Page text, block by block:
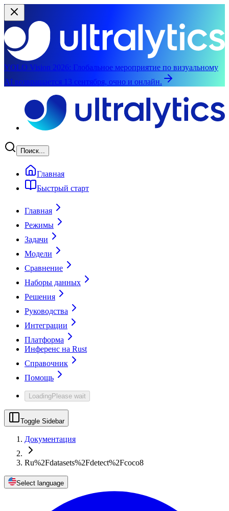
YOLO Vision 2026: Глобальное мероприятие по визуальному
AI возвращается 13 сентября, очно и онлайн.
Поиск...
Главная
Быстрый старт
Главная
Режимы
Задачи
Модели
Сравнение
Наборы данных
Решения
Руководства
Интеграции
Платформа
Инференс на Rust
Справочник
Помощь
LoadingPlease wait
Toggle Sidebar
Документация
Ru%2Fdatasets%2Fdetect%2Fcoco8
Select language